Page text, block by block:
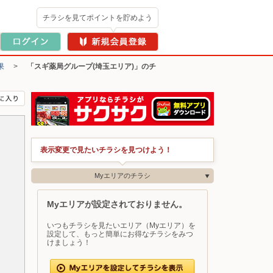
チラシを見てポイントを貯めよう
> 「スギ薬局グループ(埼玉エリア)」のチ
表示変更で見たいチラシを見つけよう！
Myエリアのチラシ
Myエリアが設定されておりません。
いつもチラシを見たいエリア（Myエリア）を
設定して、もっと簡単にお得なチラシをみつ
けましょう！